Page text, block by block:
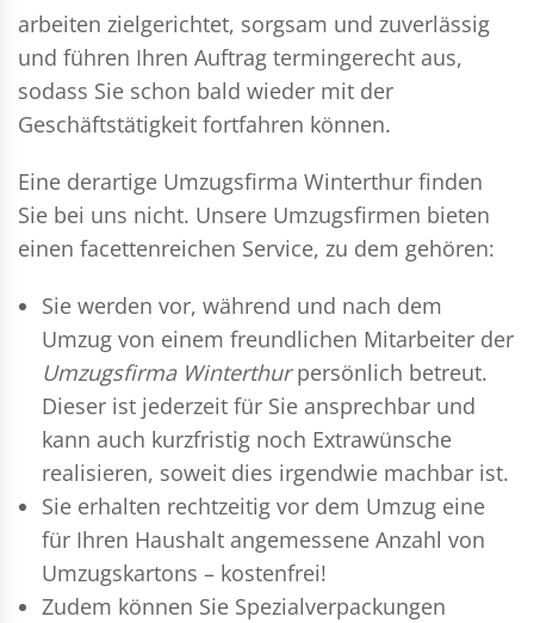
arbeiten zielgerichtet, sorgsam und zuverlässig
und führen Ihren Auftrag termingerecht aus,
sodass Sie schon bald wieder mit der
Geschäftstätigkeit fortfahren können.
Eine derartige Umzugsfirma Winterthur finden
Sie bei uns nicht. Unsere Umzugsfirmen bieten
einen facettenreichen Service, zu dem gehören:
Sie werden vor, während und nach dem
Umzug von einem freundlichen Mitarbeiter der
Umzugsfirma Winterthurpersönlich betreut.
Dieser ist jederzeit für Sie ansprechbar und
kann auch kurzfristig noch Extrawünsche
realisieren, soweit dies irgendwie machbar ist.
Sie erhalten rechtzeitig vor dem Umzug eine
für Ihren Haushalt angemessene Anzahl von
Umzugskartons – kostenfrei!
Zudem können Sie Spezialverpackungen